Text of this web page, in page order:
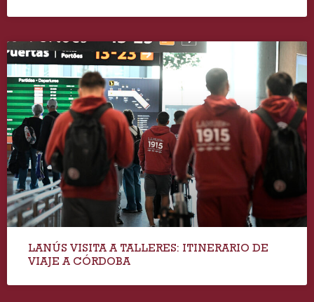
LANÚS VISITA A TALLERES: ITINERARIO DE
VIAJE A CÓRDOBA